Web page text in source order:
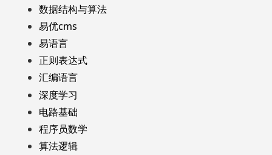
数据结构与算法
易优cms
易语言
正则表达式
汇编语言
深度学习
电路基础
程序员数学
算法逻辑